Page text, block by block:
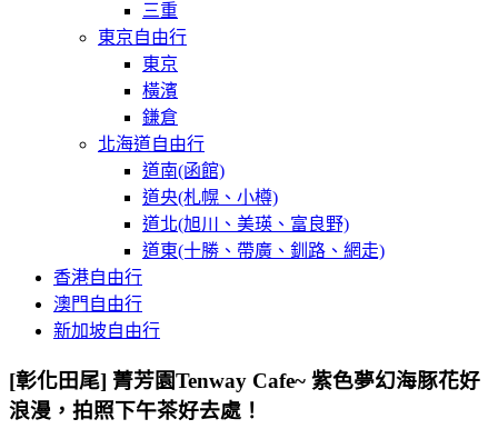
三重
東京自由行
東京
橫濱
鎌倉
北海道自由行
道南(函館)
道央(札幌、小樽)
道北(旭川、美瑛、富良野)
道東(十勝、帶廣、釧路、網走)
香港自由行
澳門自由行
新加坡自由行
[彰化田尾] 菁芳園Tenway Cafe~ 紫色夢幻海豚花好
浪漫，拍照下午茶好去處！